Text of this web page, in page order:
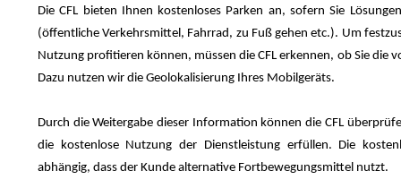
Die CFL bieten Ihnen kostenloses Parken an, sofern Sie
(öffentliche Verkehrsmittel, Fahrrad, zu Fuß gehen etc.). Um
Nutzung profitieren können, müssen die CFL erkennen, ob Sie die
Dazu nutzen wir die Geolokalisierung Ihres Mobilgeräts.
Durch die Weitergabe dieser Information können die CFL
die kostenlose Nutzung der Dienstleistung erfüllen. Die
abhängig, dass der Kunde alternative Fortbewegungsmittel nutzt.